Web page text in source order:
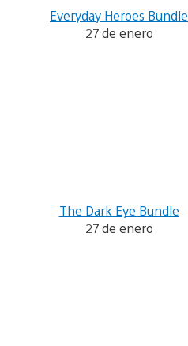
Everyday Heroes Bundle
27 de enero
The Dark Eye Bundle
27 de enero